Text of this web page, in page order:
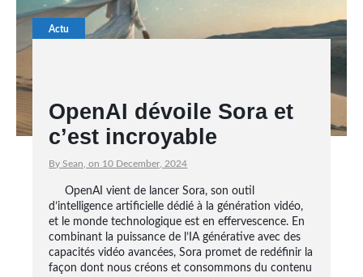
Actu
OpenAI dévoile Sora et
c’est incroyable
By Sean, on 10 December, 2024
OpenAI vient de lancer Sora, son outil
d’intelligence artificielle dédié à la génération vidéo,
et le monde technologique est en effervescence. En
combinant la puissance de l’IA générative avec des
capacités vidéo avancées, Sora promet de redéfinir la
façon dont nous créons et consommons du contenu